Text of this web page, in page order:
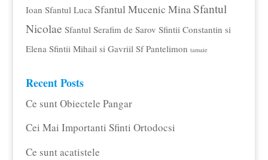
Ioan Sfantul Luca Sfantul Mucenic Mina Sfantul
Nicolae Sfantul Serafim de Sarov Sfintii Constantin si
Elena Sfintii Mihail si Gavriil Sf Pantelimon tamaie
Recent Posts
Ce sunt Obiectele Pangar
Cei Mai Importanti Sfinti Ortodocsi
Ce sunt acatistele